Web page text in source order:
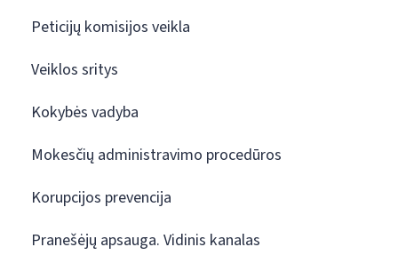
Peticijų komisijos veikla
Veiklos sritys
Kokybės vadyba
Mokesčių administravimo procedūros
Korupcijos prevencija
Pranešėjų apsauga. Vidinis kanalas